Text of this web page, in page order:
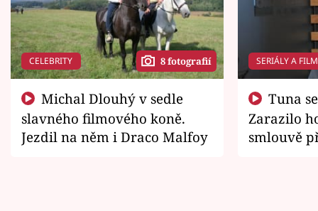
CELEBRITY 8 fotografií
slavného filmového koně.
Jezdil na něm i Draco Malfoy
SERIÁLY A
Zarazilo
smlouvě